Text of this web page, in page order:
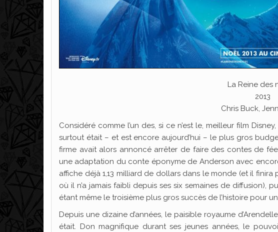
La Reine des
2013
Chris Buck,
Considéré comme l’un des, si ce n’est le, meilleur film Disney,
surtout était – et est encore aujourd’hui – le plus gros
firme avait alors annoncé arrêter de faire des contes de
une adaptation du conte éponyme de Anderson avec
affiche déjà 1,13 milliard de dollars dans le monde (et il
où il n’a jamais faibli depuis ses six semaines de diffusion),
étant même le troisième plus gros succès de l’histoire pour
Depuis une dizaine d’années, le paisible royaume
était. Don magnifique durant ses jeunes années, le